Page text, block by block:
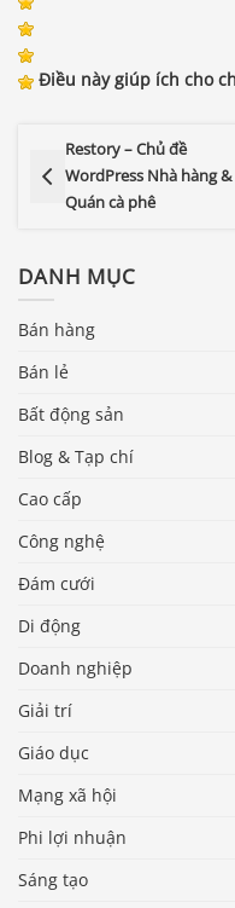
Điều này giúp ích cho
Restory – Chủ đề
WordPress Nhà hàng &
Quán cà phê
DANH MỤC
Bán hàng
Bán lẻ
Bất động sản
Blog & Tạp chí
Cao cấp
Công nghệ
Đám cưới
Di động
Doanh nghiệp
Giải trí
Giáo dục
Mạng xã hội
Phi lợi nhuận
Sáng tạo